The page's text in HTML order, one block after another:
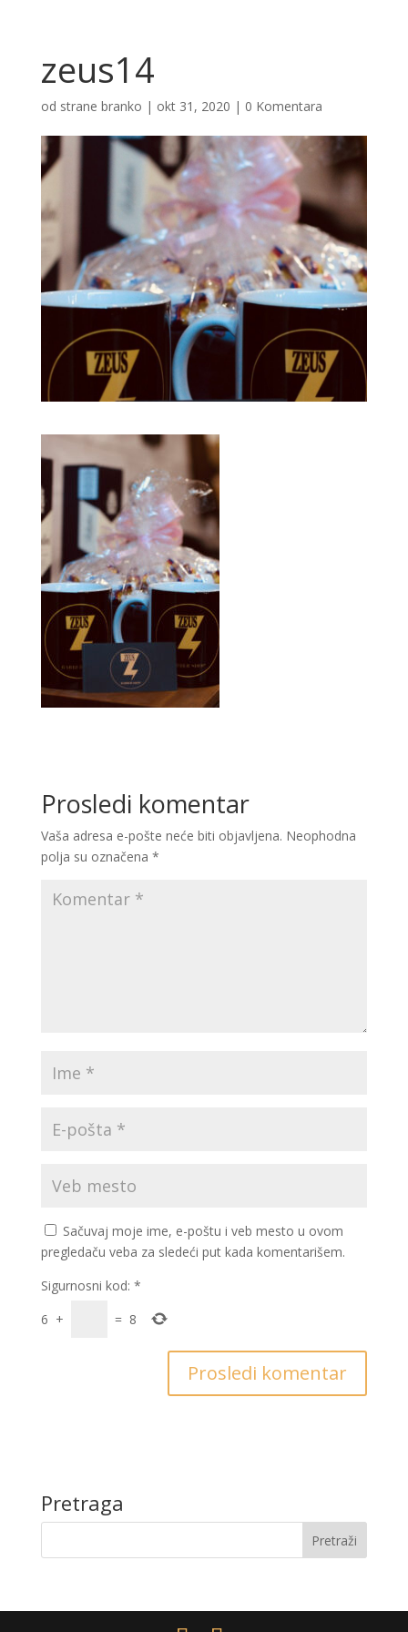
zeus14
od strane branko | okt 31, 2020 | 0 Komentara
Prosledi komentar
Vaša adresa e-pošte neće biti objavljena. Neophodna
polja su označena *
Sačuvaj moje ime, e-poštu i veb mesto u ovom
pregledaču veba za sledeći put kada komentarišem.
Sigurnosni kod: *
6 + = 8
Pretraga